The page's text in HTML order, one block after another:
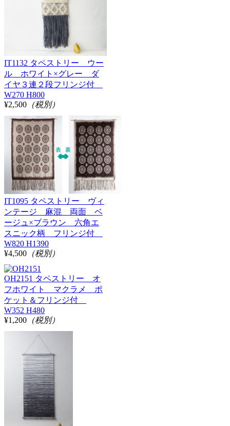
IT1132 タペストリー ウー
ル ホワイト×グレー ダ
イヤ３連２段フリンジ付
W270 H800
¥2,500 （税別）
IT1095 タペストリー ヴィ
ンテージ 麻混 両面 ベ
ージュ×ブラウン 六角エ
スニック柄 フリンジ付
W820 H1390
¥4,500 （税別）
OH2151 タペストリー オ
フホワイト マクラメ ポ
ケット＆フリンジ付
W352 H480
¥1,200 （税別）